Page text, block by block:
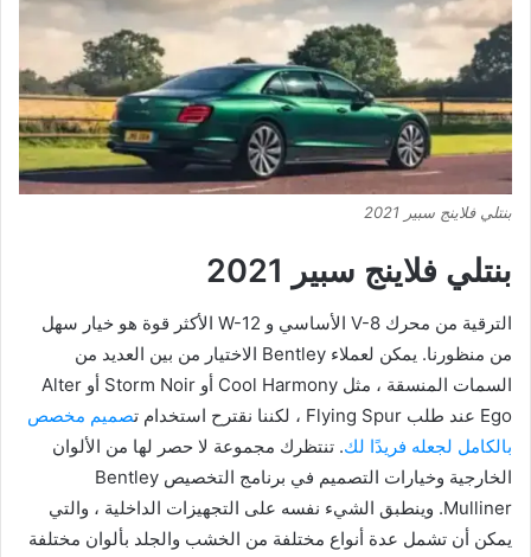
بنتلي فلاينج سبير 2021
بنتلي فلاينج سبير 2021
الترقية من محرك V-8 الأساسي و W-12 الأكثر قوة هو خيار سهل
من منظورنا. يمكن لعملاء Bentley الاختيار من بين العديد من
السمات المنسقة ، مثل Cool Harmony أو Storm Noir أو Alter
Ego عند طلب Flying Spur ، لكننا نقترح استخدام ت
صميم مخصص
بالكامل لجعله فريدًا لك. تنتظرك مجموعة لا حصر لها من الألوان
الخارجية وخيارات التصميم في برنامج التخصيص Bentley
Mulliner. وينطبق الشيء نفسه على التجهيزات الداخلية ، والتي
يمكن أن تشمل عدة أنواع مختلفة من الخشب والجلد بألوان مختلفة